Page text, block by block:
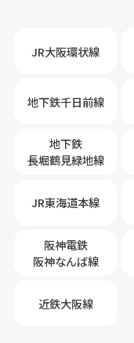
JR大阪環状線
地下鉄千日前線
地下鉄
長堀鶴見緑地線
JR東海道本線
阪神電鉄
阪神なんば線
近鉄大阪線